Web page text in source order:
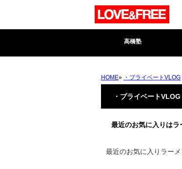
高橋塾
HOME» ・プライベートVLOG
・プライベートVLOG
最近のお気に入りは
最近のお気に入りラー